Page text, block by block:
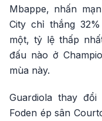
Mbappe, nhấn
City chỉ thắng
một, tỷ lệ thấp
đấu nào ở
mùa này.
Guardiola thay
Foden ép sân